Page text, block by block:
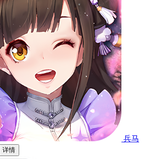
兵马
详情